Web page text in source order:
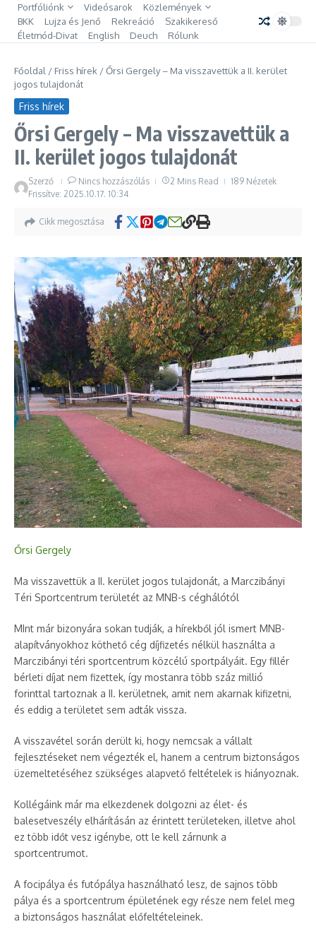
Ugrás a tartalomhoz
Portfóliónk Videósarok
Közlemények
BKK
Lujza és Jenő Rekreáció
Szakikereső
Életmód-Divat
English Deuch Rólunk
Főoldal / Friss hírek /Őrsi Gergely – Ma visszavettük a II. kerület
jogos tulajdonát
Friss hírek
Őrsi Gergely – Ma visszavettük a
II. kerület jogos tulajdonát
Szerző Nincs hozzászólás 2 Mins Read
189 Nézetek
Frissítve: 2025.10.17. 10:34
Cikk megosztása
Őrsi Gergely
Ma visszavettük a II. kerület jogos tulajdonát, a Marczibányi
Téri Sportcentrum területét az MNB-s céghálótól
MInt már bizonyára sokan tudják, a hírekből jól ismert MNB-
alapítványokhoz köthető cég díjfizetés nélkül használta a
Marczibányi téri sportcentrum közcélú sportpályáit. Egy fillér
bérleti díjat nem fizettek, így mostanra több száz millió
forinttal tartoznak a II. kerületnek, amit nem akarnak kifizetni,
és eddig a területet sem adták vissza.
A visszavétel során derült ki, hogy nemcsak a vállalt
fejlesztéseket nem végezték el, hanem a centrum biztonságos
üzemeltetéséhez szükséges alapvető feltételek is hiányoznak.
Kollégáink már ma elkezdenek dolgozni az élet- és
balesetveszély elhárításán az érintett területeken, illetve ahol
ez több időt vesz igénybe, ott le kell zárnunk a
sportcentrumot.
A focipálya és futópálya használható lesz, de sajnos több
pálya és a sportcentrum épületének egy része nem felel meg
a biztonságos használat előfeltételeinek.